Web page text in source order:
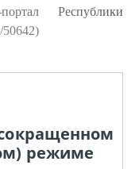
Республики
50642)
режиме